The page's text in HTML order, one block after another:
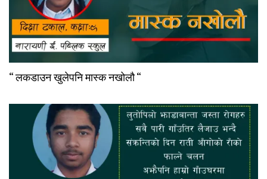
“ लकडाउन खुलेपनि मास्क नखोलौ “